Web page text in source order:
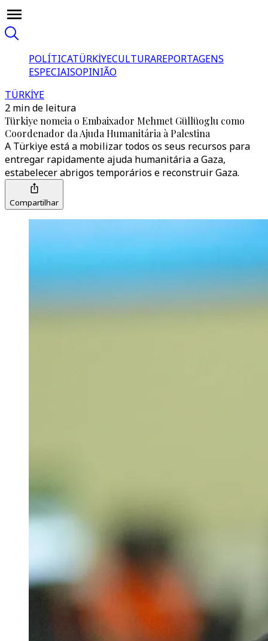
POLÍTICATÜRKİYECULTURAREPORTAGENS
ESPECIAISOPINIÃO
TÜRKİYE
2 min de leitura
Türkiye nomeia o Embaixador Mehmet Güllüoglu como
Coordenador da Ajuda Humanitária à Palestina
A Türkiye está a mobilizar todos os seus recursos para
entregar rapidamente ajuda humanitária a Gaza,
estabelecer abrigos temporários e reconstruir Gaza.
Compartilhar